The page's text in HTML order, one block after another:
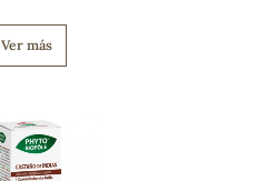
Ver más